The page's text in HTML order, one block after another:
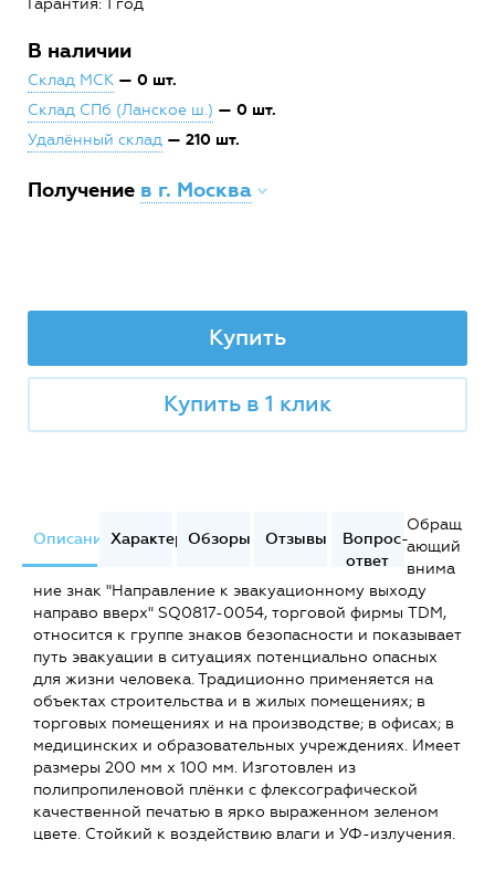
В наличии
Склад МСК — 0 шт.
Склад СПб (Ланское ш.) — 0 шт.
Удалённый склад — 210 шт.
Получение в г. Москва
Купить
Купить в 1 клик
ОписаниеХарактеристики
Обзоры Отзывы
Вопрос-
ответ
Обращ
ающий
внима
ние знак "Направление к эвакуационному выходу
направо вверх" SQ0817-0054, торговой фирмы TDM,
относится к группе знаков безопасности и показывает
путь эвакуации в ситуациях потенциально опасных
для жизни человека. Традиционно применяется на
объектах строительства и в жилых помещениях; в
торговых помещениях и на производстве; в офисах; в
медицинских и образовательных учреждениях. Имеет
размеры 200 мм х 100 мм. Изготовлен из
полипропиленовой плёнки с флексографической
качественной печатью в ярко выраженном зеленом
цвете. Стойкий к воздействию влаги и УФ-излучения.